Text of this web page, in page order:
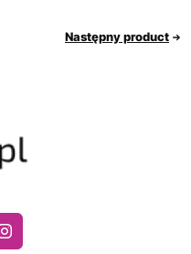
Następny product